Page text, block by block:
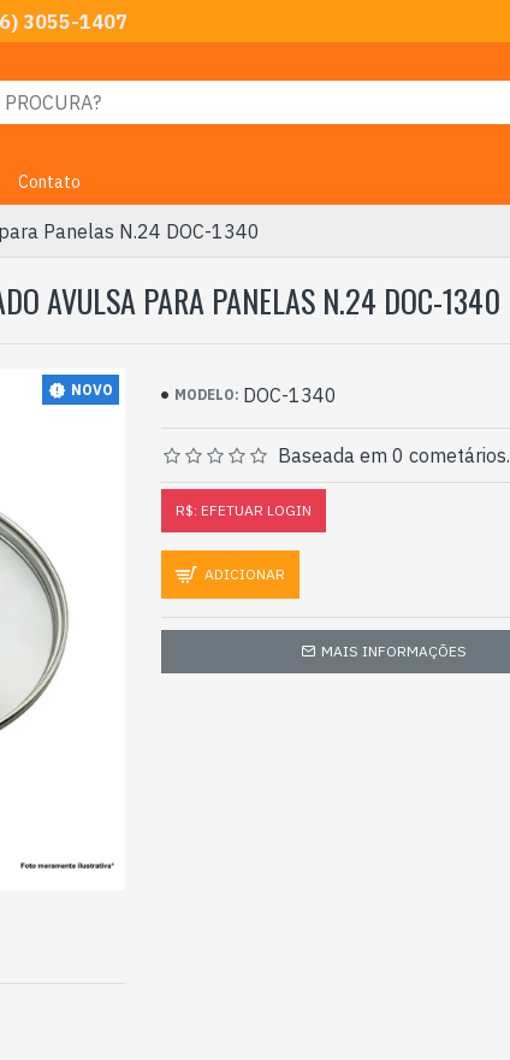
3055-1407
Contato
Panelas N.24 DOC-1340
AVULSA PARA PANELAS N.24 DOC-1340
NOVO MODELO: DOC-1340
Baseada em 0 cometários.
R$: EFETUAR LOGIN
ADICIONAR
MAIS INFORMAÇÕES